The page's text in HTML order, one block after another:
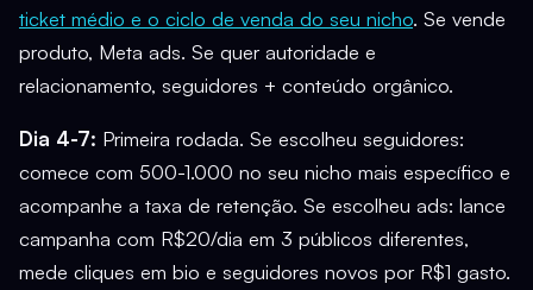
ticket médio e o ciclo de venda do seu nicho. Se vende
produto, Meta ads. Se quer autoridade e
relacionamento, seguidores + conteúdo orgânico.
Dia 4-7: Primeira rodada. Se escolheu seguidores:
comece com 500-1.000 no seu nicho mais específico e
acompanhe a taxa de retenção. Se escolheu ads: lance
campanha com R$20/dia em 3 públicos diferentes,
mede cliques em bio e seguidores novos por R$1 gasto.